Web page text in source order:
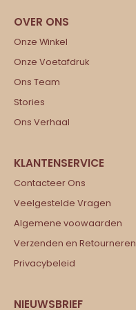
Onze Winkel
Onze Voetafdruk
Ons Team
Stories
Ons Verhaal
Contacteer Ons
Veelgestelde Vragen
Algemene voowaarden
Verzenden en Retourneren
Privacybeleid